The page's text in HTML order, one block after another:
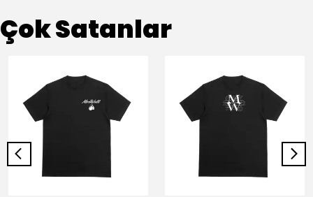
Çok Satanlar